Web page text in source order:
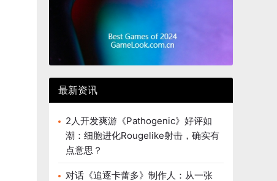
最新资讯
2人开发爽游《Pathogenic》好评如
潮：细胞进化Rougelike射击，确实有
点意思？
对话《追逐卡蕾多》制作人：从一张